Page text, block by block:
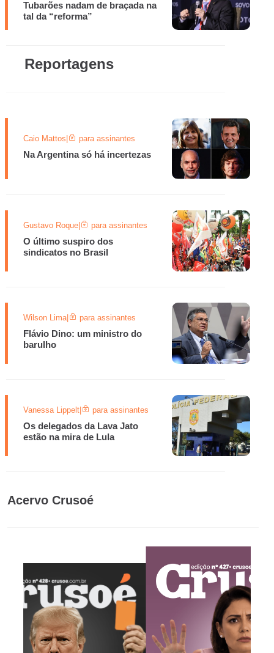
Tubarões nadam de braçada na
tal da “reforma”
Reportagens
Caio Mattos| para assinantes
Na Argentina só há incertezas
Gustavo Roque| para assinantes
O último suspiro dos
sindicatos no Brasil
Wilson Lima| para assinantes
Flávio Dino: um ministro do
barulho
Vanessa Lippelt| para assinantes
Os delegados da Lava Jato
estão na mira de Lula
Acervo Crusoé